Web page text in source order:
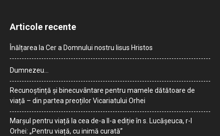
Articole recente
Înălțarea la Cer a Domnului nostru Iisus Hristos
Dumnezeu…
Recunoștință și binecuvântare pentru mamele dătătoare de
viață – din partea preoților Vicariatului Orhei
Marșul pentru viață la cea de-a II-a ediție în s. Lucășeuca, r-l
Orhei: „Pentru viață, cu inimă curată”